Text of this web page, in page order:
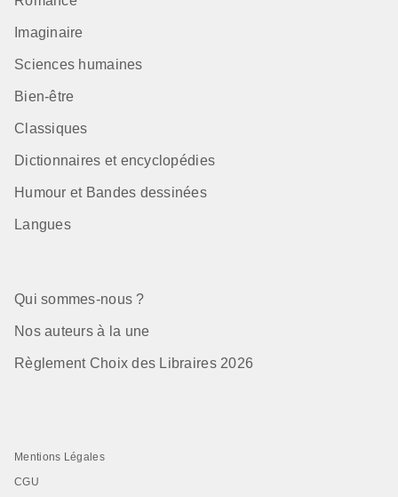
Imaginaire
Sciences humaines
Bien-être
Classiques
Dictionnaires et encyclopédies
Humour et Bandes dessinées
Langues
Qui sommes-nous ?
Nos auteurs à la une
Règlement Choix des Libraires 2026
Mentions Légales
CGU